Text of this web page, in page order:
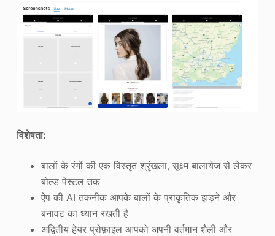
विशेषता:
बालों के रंगों की एक विस्तृत श्रृंखला, सूक्ष्म बालायेज से लेकर
बोल्ड पेस्टल तक
ऐप की AI तकनीक आपके बालों के प्राकृतिक झड़ने और
बनावट का ध्यान रखती है
अद्वितीय हेयर प्रोफ़ाइल आपको अपनी वर्तमान शैली और